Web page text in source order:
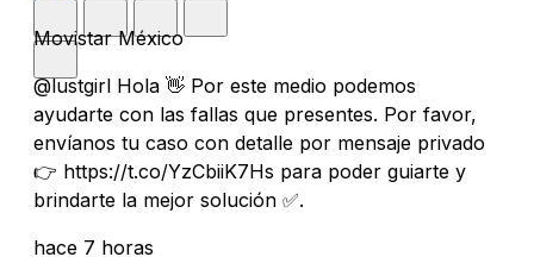
Movistar México
@lustgirl Hola 👋 Por este medio podemos
ayudarte con las fallas que presentes. Por favor,
envíanos tu caso con detalle por mensaje privado
👉 https://t.co/YzCbiiK7Hs para poder guiarte y
brindarte la mejor solución ✅.
hace 7 horas